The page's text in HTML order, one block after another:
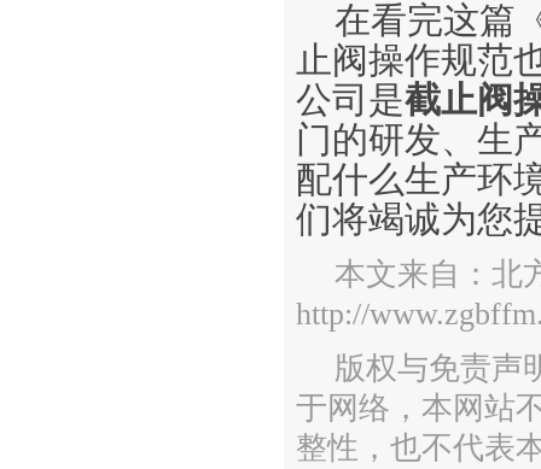
在看完这篇
止阀​操作规范
公司是截止阀​
门的研发、生
配什么生产环
们将竭诚为您
本文来自：北
http://
版权与免责声
于网络，本网站
整性，也不代表